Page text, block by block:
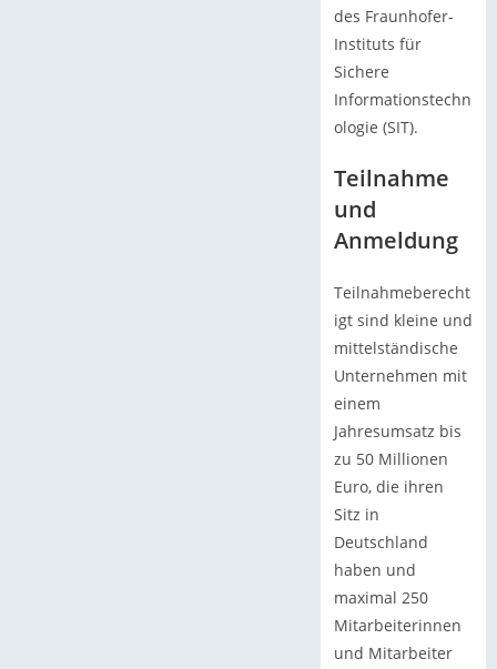
des Fraunhofer-
Instituts für
Sichere
Informationstechn
ologie (SIT).
Teilnahme
und
Anmeldung
Teilnahmeberecht
igt sind kleine und
mittelständische
Unternehmen mit
einem
Jahresumsatz bis
zu 50 Millionen
Euro, die ihren
Sitz in
Deutschland
haben und
maximal 250
Mitarbeiterinnen
und Mitarbeiter